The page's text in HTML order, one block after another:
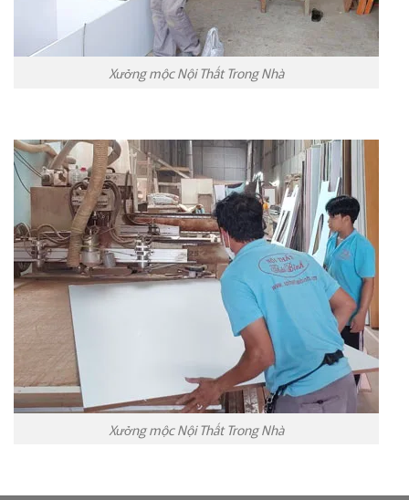
Xưởng mộc Nội Thất Trong Nhà
Xưởng mộc Nội Thất Trong Nhà